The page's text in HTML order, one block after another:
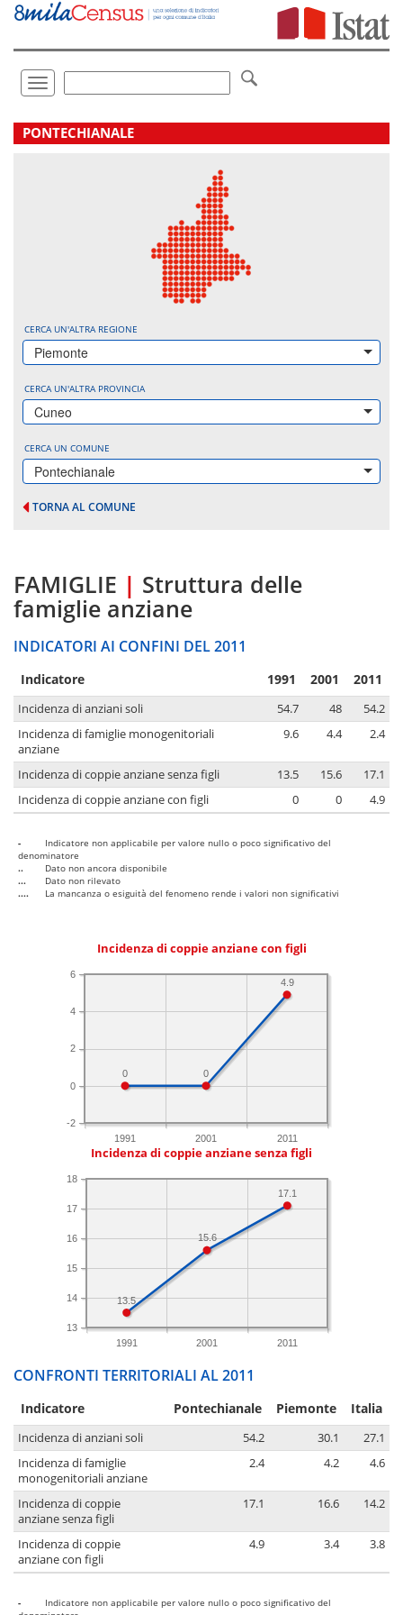
Vai
direttamente
Toggle
navigation
.
PONTECHIANALE
CERCA UN'ALTRA REGIONE
Piemonte
CERCA UN'ALTRA PROVINCIA
Cuneo
CERCA UN COMUNE
Pontechianale
TORNA AL COMUNE
FAMIGLIE | Struttura delle
famiglie anziane
INDICATORI AI CONFINI DEL 2011
Indicatore 1991 2001 2011
Incidenza di anziani soli 54.7 48
54.2
Incidenza di famiglie monogenitoriali
anziane
9.6 4.4 2.4
Incidenza di coppie anziane senza figli 13.5 15.6
17.1
Incidenza di coppie anziane con figli
0 0 4.9
-
Indicatore non applicabile per valore nullo o poco significativo del
denominatore
..
Dato non ancora disponibile
...
Dato non rilevato
....
La mancanza o esiguità del fenomeno rende i valori non significativi
Incidenza di coppie anziane con figli
1991 2001 2011
-2
0
2
4
6
4.9
0
0
Incidenza di coppie anziane senza figli
1991 2001 2011
13
14
15
16
17
18
17.1
15.6
13.5
CONFRONTI TERRITORIALI AL 2011
Indicatore Pontechianale Piemonte Italia
Incidenza di anziani soli 54.2 30.1
27.1
Incidenza di famiglie
monogenitoriali anziane
2.4 4.2 4.6
Incidenza di coppie
anziane senza figli
17.1 16.6 14.2
Incidenza di coppie
anziane con figli
4.9 3.4 3.8
-
Indicatore non applicabile per valore nullo o poco significativo del